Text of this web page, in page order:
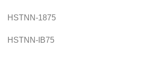
HSTNN-1875
HSTNN-IB75